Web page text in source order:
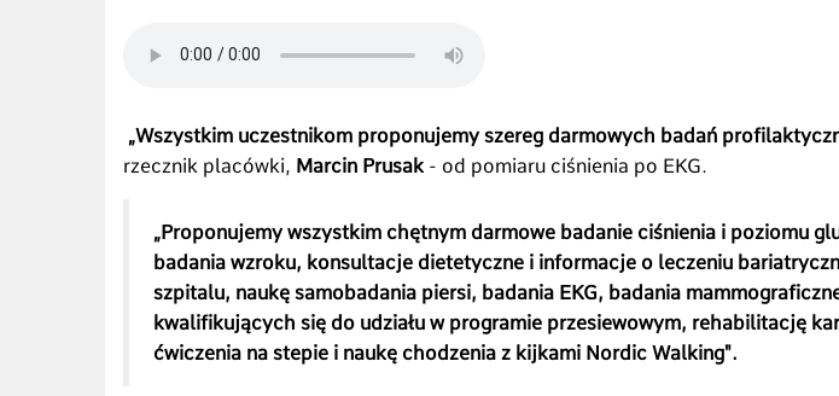
„Wszystkim uczestnikom proponujemy szereg darmowych badań
rzecznik placówki, Marcin Prusak - od pomiaru ciśnienia po EKG.
„Proponujemy wszystkim chętnym darmowe badanie ciśnienia i poziomu
badania wzroku, konsultacje dietetyczne i informacje o leczeniu
szpitalu, naukę samobadania piersi, badania EKG, badania
kwalifikujących się do udziału w programie przesiewowym, rehabilitację
ćwiczenia na stepie i naukę chodzenia z kijkami Nordic Walking".